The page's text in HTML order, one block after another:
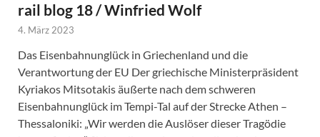
rail blog 18 / Winfried Wolf
4. März 2023
Das Eisenbahnunglück in Griechenland und die
Verantwortung der EU Der griechische Ministerpräsident
Kyriakos Mitsotakis äußerte nach dem schweren
Eisenbahnunglück im Tempi-Tal auf der Strecke Athen –
Thessaloniki: „Wir werden die Auslöser dieser Tragödie